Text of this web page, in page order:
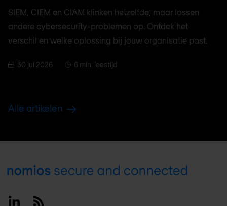
SIEM, CIEM en CIAM klinken hetzelfde, maar lossen
andere cybersecurity-problemen op. Ontdek het
verschil en welke oplossing bij jouw organisatie past.
30 jul 2026 6 min. leestijd
Alle artikelen
Footer
LinkedinRSS